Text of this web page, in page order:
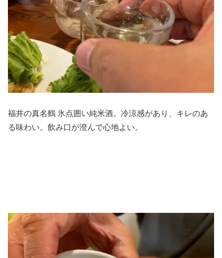
福井の真名鶴 氷点囲い純米酒。冷涼感があり、キレのあ
る味わい。飲み口が澄んで心地よい。